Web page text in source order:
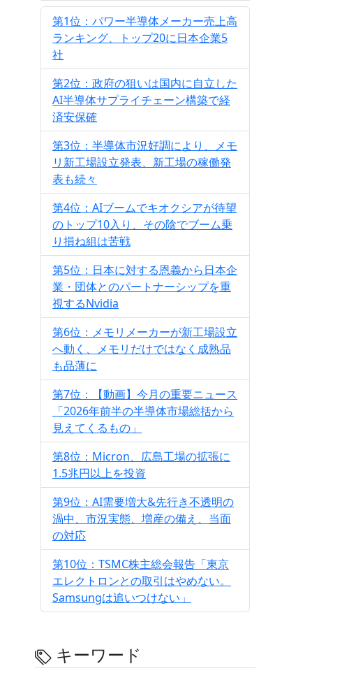
第1位：パワー半導体メーカー売上高
ランキング、トップ20に日本企業5
社
第2位：政府の狙いは国内に自立した
AI半導体サプライチェーン構築で経
済安保確
第3位：半導体市況好調により、メモ
リ新工場設立発表、新工場の稼働発
表も続々
第4位：AIブームでキオクシアが待望
のトップ10入り、その陰でブーム乗
り損ね組は苦戦
第5位：日本に対する恩義から日本企
業・団体とのパートナーシップを重
視するNvidia
第6位：メモリメーカーが新工場設立
へ動く、メモリだけではなく成熟品
も品薄に
第7位：【動画】今月の重要ニュース
「2026年前半の半導体市場総括から
見えてくるもの」
第8位：Micron、広島工場の拡張に
1.5兆円以上を投資
第9位：AI需要増大&先行き不透明の
渦中、市況実態、増産の備え、当面
の対応
第10位：TSMC株主総会報告「東京
エレクトロンとの取引はやめない。
Samsungは追いつけない」
キーワード